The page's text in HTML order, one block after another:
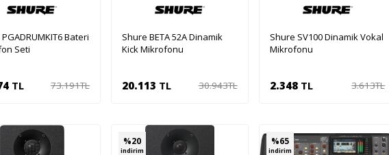
Bateri
Seti
TL 73.191TL
Shure BETA 52A Dinamik
Kick Mikrofonu
20.113 TL 30.943TL
Shure SV100 Dinamik Vokal
Mikrofonu
2.348TL 3.613TL
%20
indirim
%65
indirim